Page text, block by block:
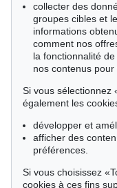
Art abstrait avant
Le livre des
Art abstrait
Bibliophilie
Catalogues
Art informel
Art conceptuel/
J’accepte de recevoir
domaines et dates
utilisées
collecter des
groupes cibles et
informations
comment nos
la fonctionnalité
nos contenus pour
Si vous sélectionnez
également les
développer et
afficher des
préférences.
Si vous choisissez
cookies à ces fins